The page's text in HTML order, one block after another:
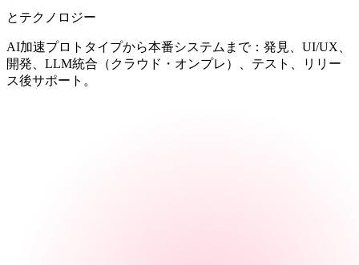
とテクノロジー
AI加速プロトタイプから本番システムまで：発見、UI/UX、
開発、LLM統合（クラウド・オンプレ）、テスト、リリー
ス後サポート。